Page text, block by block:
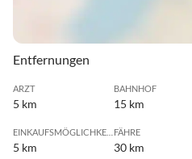
Entfernungen
ARZT
5 km
BAHNHOF
15 km
5 km
FÄHRE
30 km